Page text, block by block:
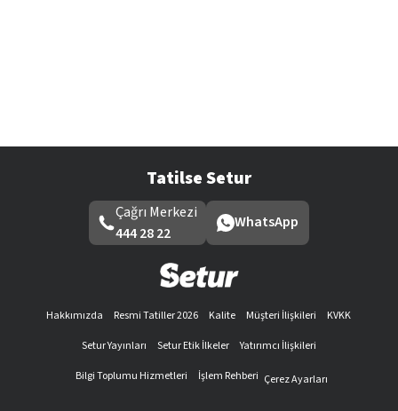
Tatilse Setur
Çağrı Merkezi
444 28 22
WhatsApp
Hakkımızda Resmi Tatiller 2026 Kalite Müşteri İlişkileri
KVKK
Setur Yayınları
Setur Etik İlkeler
Yatırımcı İlişkileri
Bilgi Toplumu Hizmetleri
İşlem Rehberi Çerez Ayarları